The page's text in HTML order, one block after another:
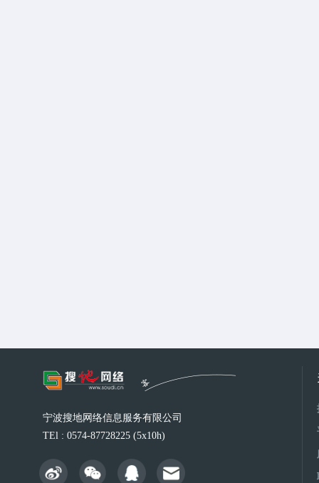
宁波搜地网络信息服务有限公司
TEl : 0574-87728225 (5x10h)